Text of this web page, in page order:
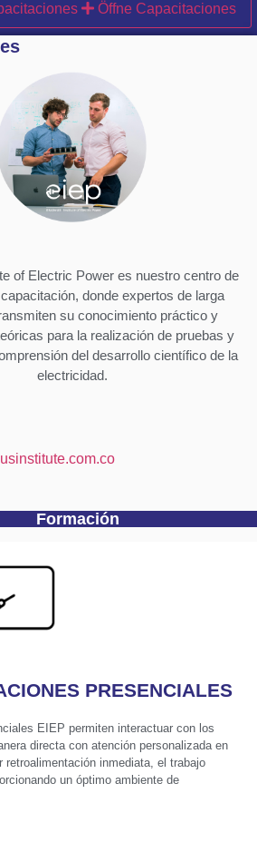
Öffne Capacitaciones
of Electric Power es nuestro centro de
donde expertos de larga
su conocimiento práctico y
para la realización de pruebas y
del desarrollo científico de la
electricidad.
Formación
PRESENCIALES
EIEP permiten interactuar con los
directa con atención personalizada en
retroalimentación inmediata, el trabajo
un óptimo ambiente de